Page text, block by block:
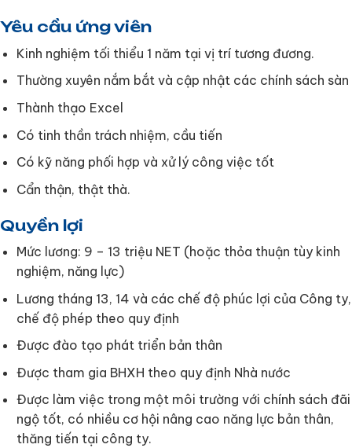
Yêu cầu ứng viên
Kinh nghiệm tối thiểu 1 năm tại vị trí tương đương.
Thường xuyên nắm bắt và cập nhật các chính sách sàn
Thành thạo Excel
Có tinh thần trách nhiệm, cầu tiến
Có kỹ năng phối hợp và xử lý công việc tốt
Cẩn thận, thật thà.
Quyền lợi
Mức lương: 9 – 13 triệu NET (hoặc thỏa thuận tùy kinh
nghiệm, năng lực)
Lương tháng 13, 14 và các chế độ phúc lợi của Công ty,
chế độ phép theo quy định
Được đào tạo phát triển bản thân
Được tham gia BHXH theo quy định Nhà nước
Được làm việc trong một môi trường với chính sách đãi
ngộ tốt, có nhiều cơ hội nâng cao năng lực bản thân,
thăng tiến tại công ty.